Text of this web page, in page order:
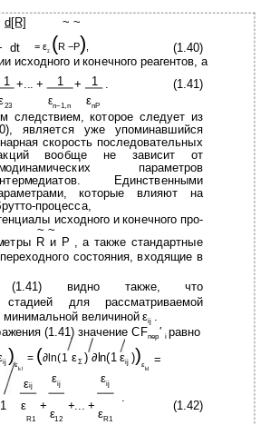
d[R]
~ ~
dt = εΣ (R −P),
(1.40)
исходного и конечного реагентов, а
1 +... + 1 + 1 (1.41)
εn−1,n
23 εnP
следствием, которое следует из
является уже упоминавшийся
скорость последовательных
вообще не зависит от
параметров
Единственными
которые влияют на
процесса,
исходного и конечного про-
~ ~
R и P , а также стандартные
состояния, входящие в
(1.41) видно также, что
стадией для рассматриваемой
величиной εij .
(1.41) значение CFпер′ i равно
ij )ε = (∂ln(1 εΣ) ∂ln(1 εij ))ε =
kl kl
εij εij εij
ε +
ε
+... +
ε
(1.42)
R1 R1
.
12